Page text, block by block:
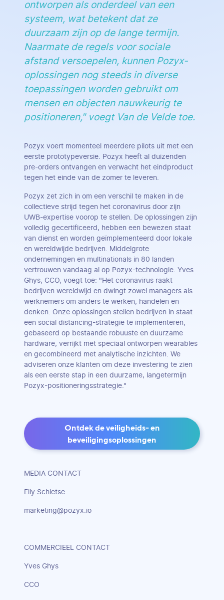
ontworpen als onderdeel van een
systeem, wat betekent dat ze
duurzaam zijn op de lange termijn.
Naarmate de regels voor sociale
afstand versoepelen, kunnen Pozyx-
oplossingen nog steeds in diverse
toepassingen worden gebruikt om
mensen en objecten nauwkeurig te
positioneren," voegt Van de Velde toe.
Pozyx voert momenteel meerdere pilots uit met een
eerste prototypeversie. Pozyx heeft al duizenden
pre-orders ontvangen en verwacht het eindproduct
tegen het einde van de zomer te leveren.
Pozyx zet zich in om een verschil te maken in de
collectieve strijd tegen het coronavirus door zijn
UWB-expertise voorop te stellen. De oplossingen zijn
volledig gecertificeerd, hebben een bewezen staat
van dienst en worden geïmplementeerd door lokale
en wereldwijde bedrijven. Middelgrote
ondernemingen en multinationals in 80 landen
vertrouwen vandaag al op Pozyx-technologie. Yves
Ghys, CCO, voegt toe: "Het coronavirus raakt
bedrijven wereldwijd en dwingt zowel managers als
werknemers om anders te werken, handelen en
denken. Onze oplossingen stellen bedrijven in staat
een social distancing-strategie te implementeren,
gebaseerd op bestaande robuuste en duurzame
hardware, verrijkt met speciaal ontworpen wearables
en gecombineerd met analytische inzichten. We
adviseren onze klanten om deze investering te zien
als een eerste stap in een duurzame, langetermijn
Pozyx-positioneringsstrategie."
Ontdek de veiligheids- en
beveiligingsoplossingen
MEDIA CONTACT
Elly Schietse
marketing@pozyx.io
COMMERCIEEL CONTACT
Yves Ghys
CCO